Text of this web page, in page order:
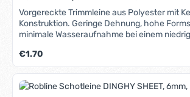
Vorgereckte Trimmleine aus Polyester mit
Konstruktion. Geringe Dehnung, hohe
minimale Wasseraufnahme bei einem
Stabilität sorgen für lange Haltbarkeit.
Strecker- und Fall-Leine. Lieferbare Farben: Schwarz Weiss
In unserem Blog erfahren Sie mehr über
Herstellung und Pflege von Tauwerk.
Regulärer Preis:
€1.70